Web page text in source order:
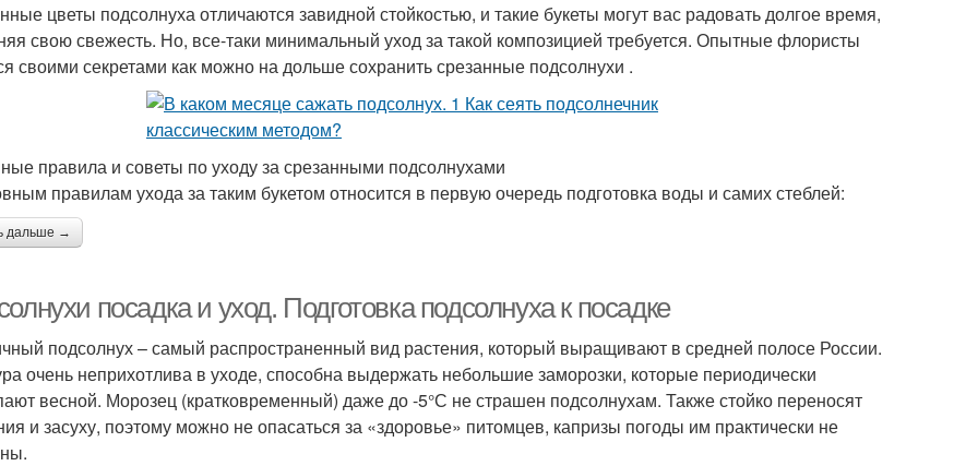
цветы подсолнуха отличаются завидной стойкостью, и такие букеты могут вас радовать долгое время,
свою свежесть. Но, все-таки минимальный уход за такой композицией требуется. Опытные флористы
своими секретами как можно на дольше сохранить срезанные подсолнухи .
правила и советы по уходу за срезанными подсолнухами
правилам ухода за таким букетом относится в первую очередь подготовка воды и самих стеблей:
дальше →
посадка и уход. Подготовка подсолнуха к посадке
подсолнух – самый распространенный вид растения, который выращивают в средней полосе России.
очень неприхотлива в уходе, способна выдержать небольшие заморозки, которые периодически
весной. Морозец (кратковременный) даже до -5°С не страшен подсолнухам. Также стойко переносят
и засуху, поэтому можно не опасаться за «здоровье» питомцев, капризы погоды им практически не